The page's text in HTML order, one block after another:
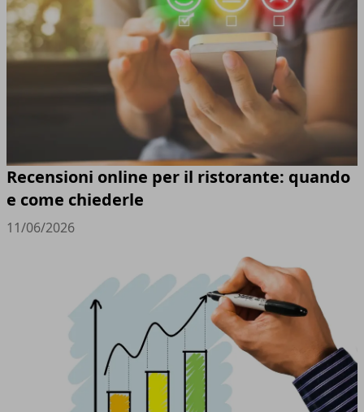
Recensioni online per il ristorante: quando
e come chiederle
11/06/2026